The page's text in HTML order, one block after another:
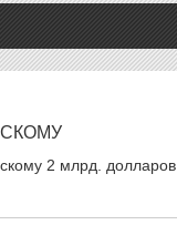
2 млрд. долларов